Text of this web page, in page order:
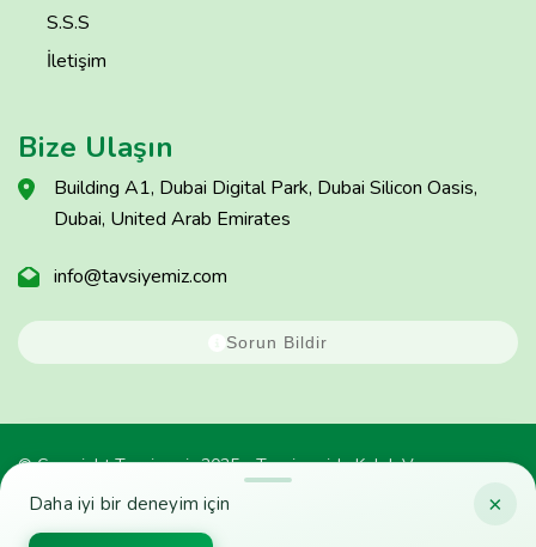
×
Daha iyi bir deneyim için
S.S.S
İletişim
Bize Ulaşın
Building A1, Dubai Digital Park, Dubai Silicon Oasis,
Dubai, United Arab Emirates
info@tavsiyemiz.com
Sorun Bildir
© Copyright Tavsiyemiz 2025 - Tavsiyemiz'e Kulak Ver